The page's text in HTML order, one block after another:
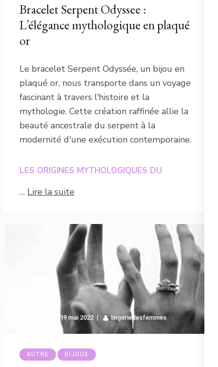
Bracelet Serpent Odyssee :
L’élégance mythologique en plaqué
or
Le bracelet Serpent Odyssée, un bijou en
plaqué or, nous transporte dans un voyage
fascinant à travers l'histoire et la
mythologie. Cette création raffinée allie la
beauté ancestrale du serpent à la
modernité d'une exécution contemporaine.
LES ORIGINES MYTHOLOGIQUES DU
… Lire la suite
19 mai 2022 lingeriedesfemmes
AUTRE BIJOUX